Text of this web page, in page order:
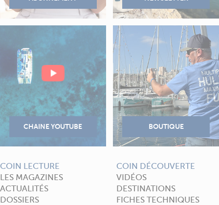
COIN LECTURE
LES MAGAZINES
ACTUALITÉS
DOSSIERS
COIN DÉCOUVERTE
VIDÉOS
DESTINATIONS
FICHES TECHNIQUES